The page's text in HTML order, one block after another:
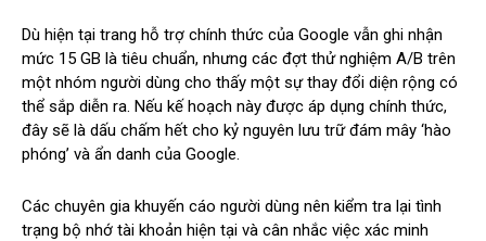
Dù hiện tại trang hỗ trợ chính thức của Google vẫn ghi nhận
mức 15 GB là tiêu chuẩn, nhưng các đợt thử nghiệm A/B trên
một nhóm người dùng cho thấy một sự thay đổi diện rộng có
thể sắp diễn ra. Nếu kế hoạch này được áp dụng chính thức,
đây sẽ là dấu chấm hết cho kỷ nguyên lưu trữ đám mây ‘hào
phóng’ và ẩn danh của Google.
Các chuyên gia khuyến cáo người dùng nên kiểm tra lại tình
trạng bộ nhớ tài khoản hiện tại và cân nhắc việc xác minh